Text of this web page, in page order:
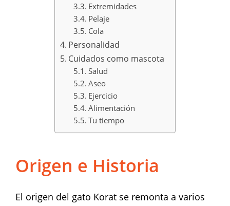
Extremidades
Pelaje
Cola
Personalidad
Cuidados como mascota
Salud
Aseo
Ejercicio
Alimentación
Tu tiempo
Origen e Historia
El origen del gato Korat se remonta a varios